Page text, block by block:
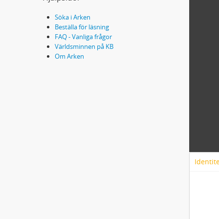
Söka i Arken
Beställa för läsning
FAQ - Vanliga frågor
Världsminnen på KB
Om Arken